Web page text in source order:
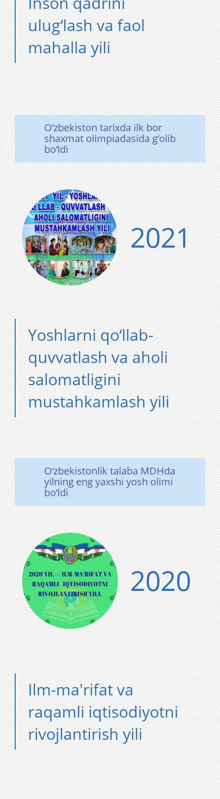
ulug‘lash va faol
mahalla yili
O‘zbekiston tarixda ilk bor
shaxmat olimpiadasida g‘olib
bo‘ldi
2021
Yoshlarni qo‘llab-
quvvatlash va aholi
salomatligini
mustahkamlash yili
O‘zbekistonlik talaba MDHda
yilning eng yaxshi yosh olimi
bo‘ldi
2020
Ilm-ma'rifat va
raqamli iqtisodiyotni
rivojlantirish yili